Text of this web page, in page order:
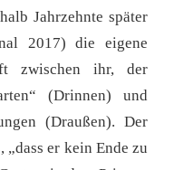
Jahrzehnte später
2017) die eigene
zwischen ihr, der
(Drinnen) und
(Draußen). Der
„dass er kein Ende zu